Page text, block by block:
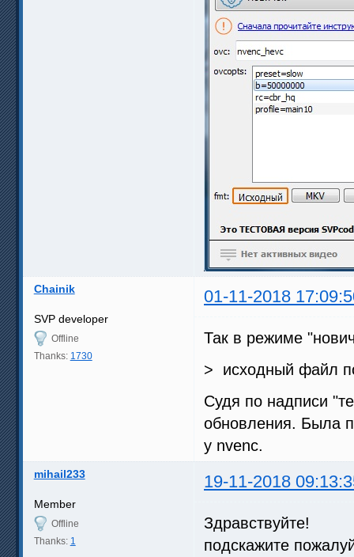
Chainik 01-11-2018
SVP developer
Offline
Thanks: 1730
Так в режиме
> исходный файл
Судя по надписи
обновления. Была
у nvenc.
mihail233 19-11-2018
Member
Offline
Thanks: 1
Здравствуйте!
подскажите